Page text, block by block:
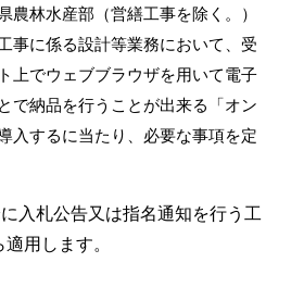
林水産部（営繕工事を除く。）
事に係る設計等業務において、受
上でウェブブラウザを用いて電子
で納品を行うことが出来る
「オン
入するに当たり、必要な事項を定
入札公告又は指名通知を行う工
用します。